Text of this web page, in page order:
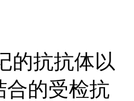
的抗抗体以
合的受检抗